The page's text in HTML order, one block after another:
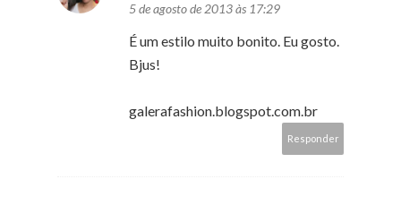
5 de agosto de 2013 às 17:29
É um estilo muito bonito. Eu gosto.
Bjus!
galerafashion.blogspot.com.br
Responder